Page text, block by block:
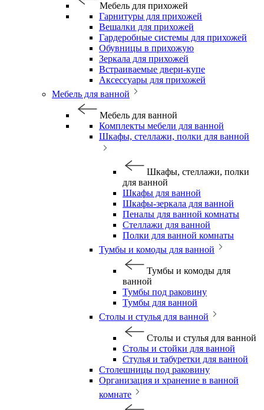
Мебель для прихожей
Гарнитуры для прихожей
Вешалки для прихожей
Гардеробные системы для прихожей
Обувницы в прихожую
Зеркала для прихожей
Встраиваемые двери-купе
Аксессуары для прихожей
Мебель для ванной
Мебель для ванной
Комплекты мебели для ванной
Шкафы, стеллажи, полки для ванной
Шкафы, стеллажи, полки
для ванной
Шкафы для ванной
Шкафы-зеркала для ванной
Пеналы для ванной комнаты
Стеллажи для ванной
Полки для ванной комнаты
Тумбы и комоды для ванной
Тумбы и комоды для
ванной
Тумбы под раковину
Тумбы для ванной
Столы и стулья для ванной
Столы и стулья для ванной
Столы и стойки для ванной
Стулья и табуретки для ванной
Столешницы под раковину
Организация и хранение в ванной
комнате